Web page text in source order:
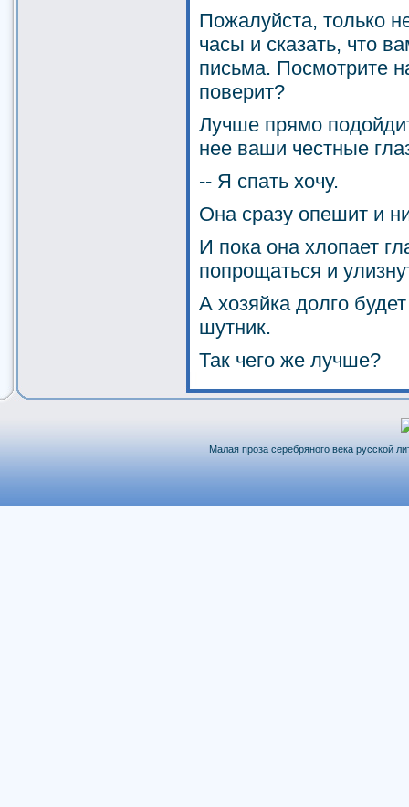
Пожалуйста, только
часы и сказать, что
письма. Посмотрите
поверит?
Лучше прямо
нее ваши честные
-- Я спать хочу.
Она сразу опешит и
И пока она хлопает
попрощаться и
А хозяйка долго
шутник.
Так чего же лучше?
Малая проза серебряного века русской